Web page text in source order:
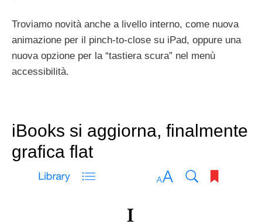
Troviamo novità anche a livello interno, come nuova
animazione per il pinch-to-close su iPad, oppure una
nuova opzione per la “tastiera scura” nel menù
accessibilità.
iBooks si aggiorna, finalmente
grafica flat